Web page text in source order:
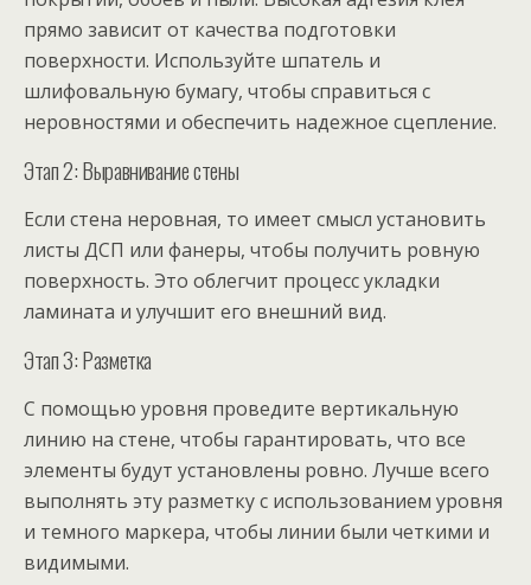
прямо зависит от качества подготовки
поверхности. Используйте шпатель и
шлифовальную бумагу, чтобы справиться с
неровностями и обеспечить надежное сцепление.
Этап 2: Выравнивание стены
Если стена неровная, то имеет смысл установить
листы ДСП или фанеры, чтобы получить ровную
поверхность. Это облегчит процесс укладки
ламината и улучшит его внешний вид.
Этап 3: Разметка
С помощью уровня проведите вертикальную
линию на стене, чтобы гарантировать, что все
элементы будут установлены ровно. Лучше всего
выполнять эту разметку с использованием уровня
и темного маркера, чтобы линии были четкими и
видимыми.